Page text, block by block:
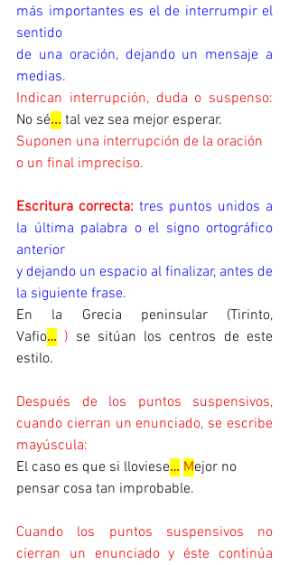
más importantes es el de interrumpir el
sentido
de una oración, dejando un mensaje a
medias.
No sé... tal vez sea mejor esperar.
Suponen una interrupción de la oración
o un final impreciso.
Escritura correcta: tres puntos unidos a
la última palabra o el signo ortográfico
anterior
y dejando un espacio al finalizar, antes de
la siguiente frase.
En la Grecia peninsular (Tirinto,
Vafio… ) se sitúan los centros de este
estilo.
Después de los puntos suspensivos,
cuando cierran un enunciado, se escribe
mayúscula:
El caso es que si lloviese… Mejor no
pensar cosa tan improbable.
Cuando los puntos suspensivos no
cierran un enunciado y éste continúa